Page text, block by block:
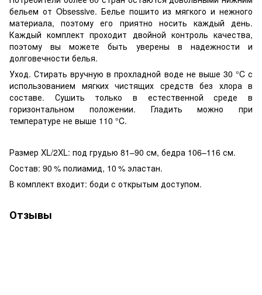
бельем от Obsessive. Белье пошито из мягкого и нежного
материала, поэтому его приятно носить каждый день.
Каждый комплект проходит двойной контроль качества,
поэтому вы можете быть уверены в надежности и
долговечности белья.
Уход. Стирать вручную в прохладной воде не выше 30 °C с
использованием мягких чистящих средств без хлора в
составе. Сушить только в естественной среде в
горизонтальном положении. Гладить можно при
температуре не выше 110 °C.
Размер XL/2XL: под грудью 81–90 см, бедра 106–116 см.
Состав: 90 % полиамид, 10 % эластан.
В комплект входит: боди с открытым доступом.
Отзывы